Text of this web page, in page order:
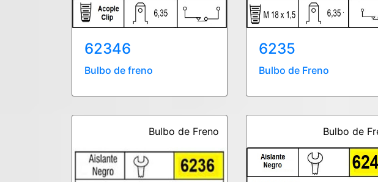
62346
Bulbo de freno
6235
Bulbo de Freno
Bulbo de Freno Bulbo de